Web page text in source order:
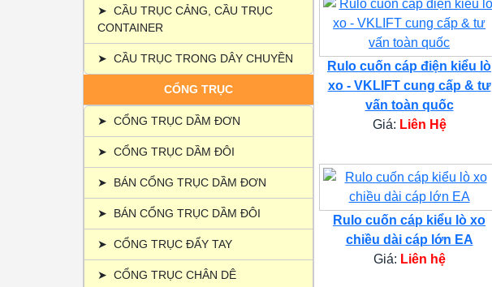
➤ CẦU TRỤC CẢNG, CẦU TRỤC
CONTAINER
➤ CẦU TRỤC TRONG DÂY CHUYỀN
CỔNG TRỤC
➤ CỔNG TRỤC DẦM ĐƠN
➤ CỔNG TRỤC DẦM ĐÔI
➤ BÁN CỔNG TRỤC DẦM ĐƠN
➤ BÁN CỔNG TRỤC DẦM ĐÔI
➤ CỔNG TRỤC ĐẨY TAY
➤ CỔNG TRỤC CHÂN DÊ
Rulo cuốn cáp điện kiểu lò
xo - VKLIFT cung cấp & tư
vấn toàn quốc
Giá: Liên Hệ
Rulo cuốn cáp kiểu lò xo
chiều dài cáp lớn EA
Giá: Liên hệ